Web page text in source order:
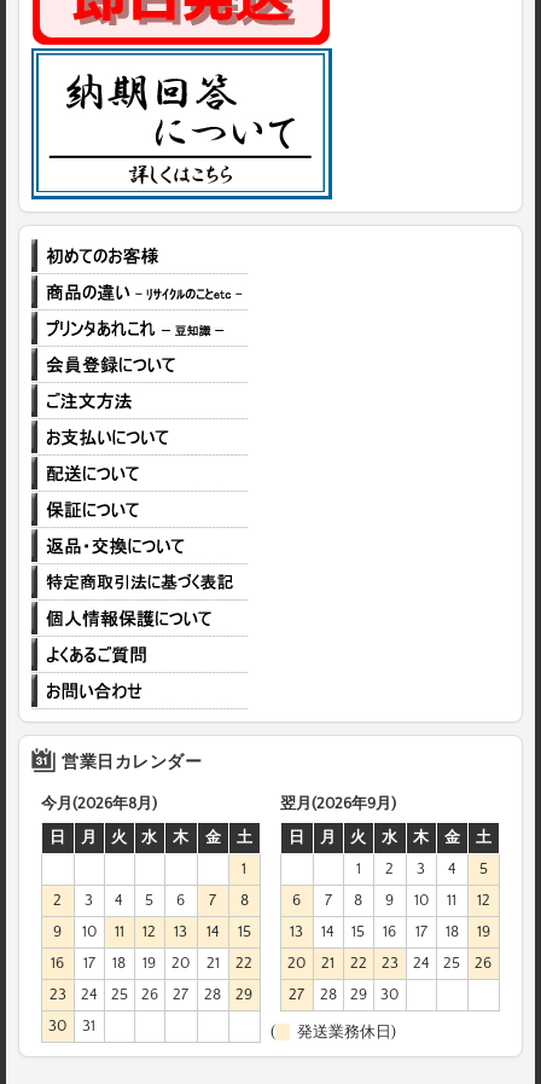
営業日カレンダー
今月(2026年8月)
日
月 火 水 木 金
土
1
2
3 4 5 6 7
8
9
10 11 12 13 14
15
16
17 18 19 20 21
22
23
24 25 26 27 28
29
30
31
翌月(2026年9月)
日
月 火 水 木 金
土
1
2 3 4
5
6
7 8 9 10 11
12
13
14 15 16 17 18
19
20
21 22 23 24 25
26
27
28 29 30
( 発送業務休日)